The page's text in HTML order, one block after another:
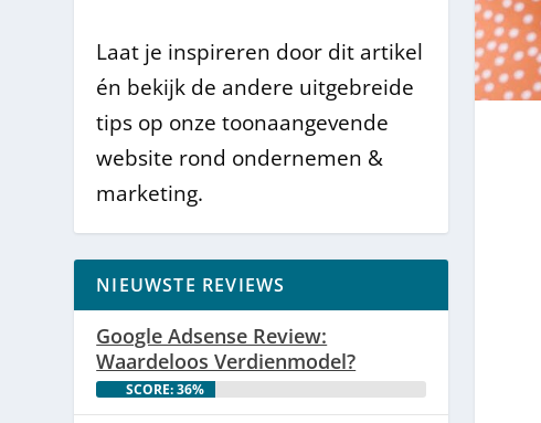
Laat je inspireren door dit artikel
én bekijk de andere uitgebreide
tips op onze toonaangevende
website rond ondernemen &
marketing.
NIEUWSTE REVIEWS
Google Adsense Review:
Waardeloos Verdienmodel?
SCORE: 36%